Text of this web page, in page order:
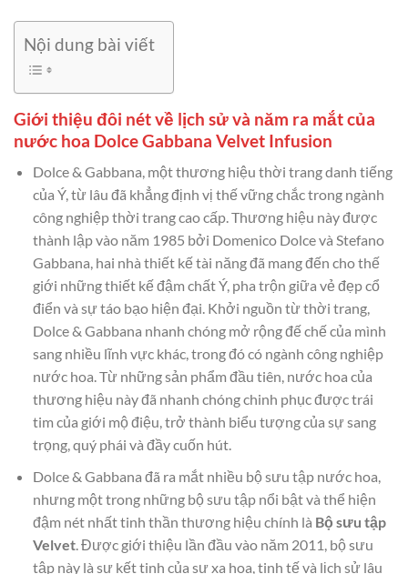
Nội dung bài viết
Giới thiệu đôi nét về lịch sử và năm ra mắt của
nước hoa Dolce Gabbana Velvet Infusion
Dolce & Gabbana, một thương hiệu thời trang danh tiếng
của Ý, từ lâu đã khẳng định vị thế vững chắc trong ngành
công nghiệp thời trang cao cấp. Thương hiệu này được
thành lập vào năm 1985 bởi Domenico Dolce và Stefano
Gabbana, hai nhà thiết kế tài năng đã mang đến cho thế
giới những thiết kế đậm chất Ý, pha trộn giữa vẻ đẹp cổ
điển và sự táo bạo hiện đại. Khởi nguồn từ thời trang,
Dolce & Gabbana nhanh chóng mở rộng đế chế của mình
sang nhiều lĩnh vực khác, trong đó có ngành công nghiệp
nước hoa. Từ những sản phẩm đầu tiên, nước hoa của
thương hiệu này đã nhanh chóng chinh phục được trái
tim của giới mộ điệu, trở thành biểu tượng của sự sang
trọng, quý phái và đầy cuốn hút.
Dolce & Gabbana đã ra mắt nhiều bộ sưu tập nước hoa,
nhưng một trong những bộ sưu tập nổi bật và thể hiện
đậm nét nhất tinh thần thương hiệu chính là Bộ sưu tập
Velvet. Được giới thiệu lần đầu vào năm 2011, bộ sưu
tập này là sự kết tinh của sự xa hoa, tinh tế và lịch sử lâu